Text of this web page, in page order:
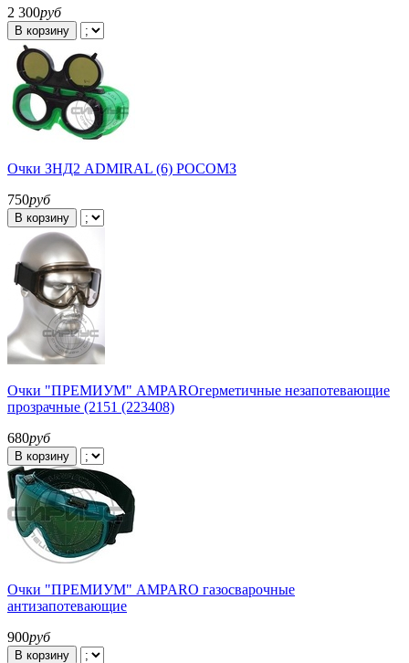
2 300руб
В корзину
Очки ЗНД2 ADMIRAL (6) РОСОМЗ
750руб
В корзину
Очки "ПРЕМИУМ" AMPAROгерметичные незапотевающие
прозрачные (2151 (223408)
680руб
В корзину
Очки "ПРЕМИУМ" AMPARO газосварочные
антизапотевающие
900руб
В корзину